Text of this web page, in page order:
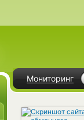
Мониторинг